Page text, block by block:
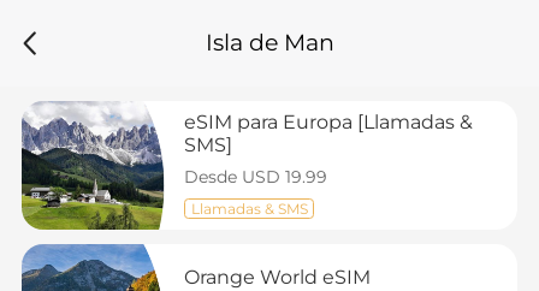
Isla de Man
eSIM para Europa [Llamadas &
SMS]
Desde USD 19.99
Llamadas & SMS
Orange World eSIM